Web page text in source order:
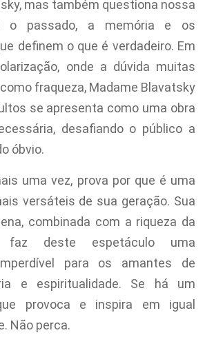
mas também questiona nossa
o passado, a memória e os
definem o que é verdadeiro. Em
onde a dúvida muitas
fraqueza, Madame Blavatsky
se apresenta como uma obra
desafiando o público a
óbvio.
uma vez, prova por que é uma
versáteis de sua geração. Sua
combinada com a riqueza da
faz deste espetáculo uma
para os amantes de
e espiritualidade. Se há um
provoca e inspira em igual
Não perca.